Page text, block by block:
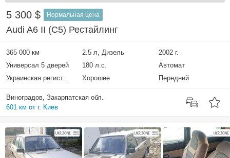
5 300 $ Нормальная цена
Audi A6 II (C5) Рестайлинг
365 000 км 2.5 л, Дизель
2002 г.
Универсал 5 дверей
180 л.с.
Автомат
Украинская регистрация
Хорошее Передний
Виноградов, Закарпатская обл.
601 км от г. Киев